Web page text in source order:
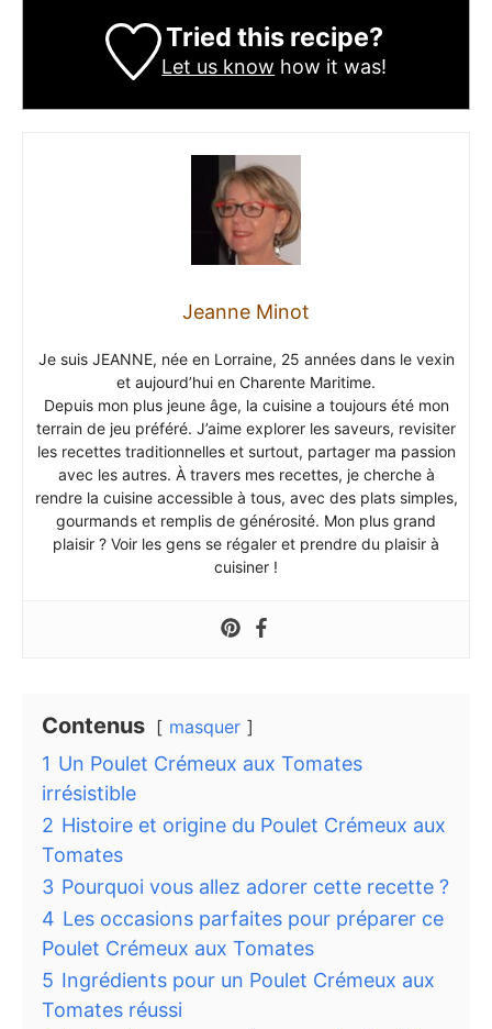
Tried this recipe?
Let us know how it was!
Jeanne Minot
Je suis JEANNE, née en Lorraine, 25 années dans le vexin
et aujourd’hui en Charente Maritime.
Depuis mon plus jeune âge, la cuisine a toujours été mon
terrain de jeu préféré. J’aime explorer les saveurs, revisiter
les recettes traditionnelles et surtout, partager ma passion
avec les autres. À travers mes recettes, je cherche à
rendre la cuisine accessible à tous, avec des plats simples,
gourmands et remplis de générosité. Mon plus grand
plaisir ? Voir les gens se régaler et prendre du plaisir à
cuisiner !
Contenus masquer
1 Un Poulet Crémeux aux Tomates
irrésistible
2 Histoire et origine du Poulet Crémeux aux
Tomates
3 Pourquoi vous allez adorer cette recette ?
4 Les occasions parfaites pour préparer ce
Poulet Crémeux aux Tomates
5 Ingrédients pour un Poulet Crémeux aux
Tomates réussi